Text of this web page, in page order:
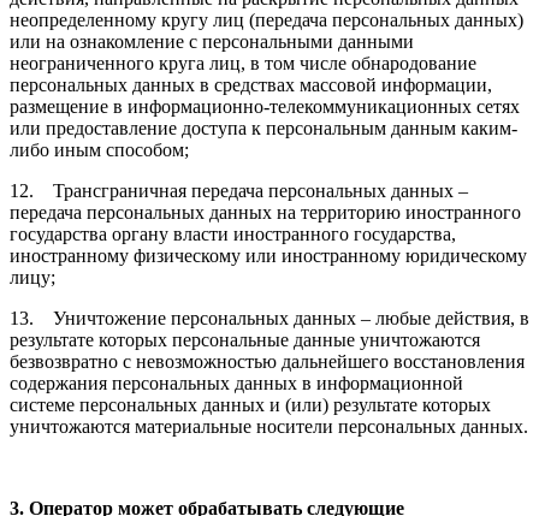
неопределенному кругу лиц (передача персональных данных)
или на ознакомление с персональными данными
неограниченного круга лиц, в том числе обнародование
персональных данных в средствах массовой информации,
размещение в информационно-телекоммуникационных сетях
или предоставление доступа к персональным данным каким-
либо иным способом;
12. Трансграничная передача персональных данных –
передача персональных данных на территорию иностранного
государства органу власти иностранного государства,
иностранному физическому или иностранному юридическому
лицу;
13. Уничтожение персональных данных – любые действия, в
результате которых персональные данные уничтожаются
безвозвратно с невозможностью дальнейшего восстановления
содержания персональных данных в информационной
системе персональных данных и (или) результате которых
уничтожаются материальные носители персональных данных.
3. Оператор может обрабатывать следующие